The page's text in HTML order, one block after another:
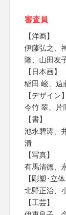
審査員
【洋画】
伊藤弘之、
隆、山田友
【日本画】
稲田 峻、遠
【デザイン】
今竹 翠、片
【書】
池永碧涛、
清
【写真】
有馬清徳、
【彫塑･立体
北野正治、
【工芸】